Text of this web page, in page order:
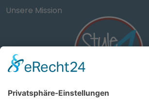
Unsere Mission
Wir für Deinen Verein!